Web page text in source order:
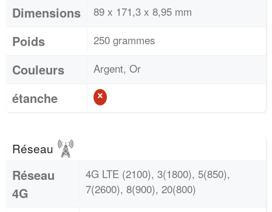
Dimensions 89 x 171,3 x 8,95 mm
Poids 250 grammes
Couleurs Argent, Or
étanche
Réseau
Réseau
4G
4G LTE (2100), 3(1800), 5(850),
7(2600), 8(900), 20(800)